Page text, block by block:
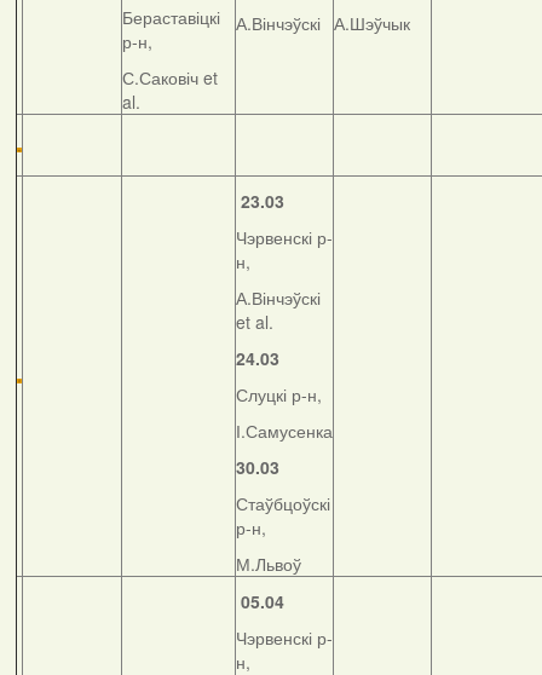
Бераставіцкі
р-н,
С.Саковіч et
al.
А.Вінчэўскі А.Шэўчык
23.03
Чэрвенскі р-
н,
А.Вінчэўскі
et al.
24.03
Слуцкі р-н,
І.Самусенка
30.03
Стаўбцоўскі
р-н,
М.Львоў
05.04
Чэрвенскі р-
н,